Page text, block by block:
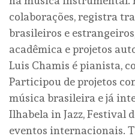
colaborações, registra
brasileiros e
acadêmica e projetos
Luis Chamis é pianista,
Participou de projetos
música brasileira e já
Ilhabela in Jazz, Festival
eventos internacionais.